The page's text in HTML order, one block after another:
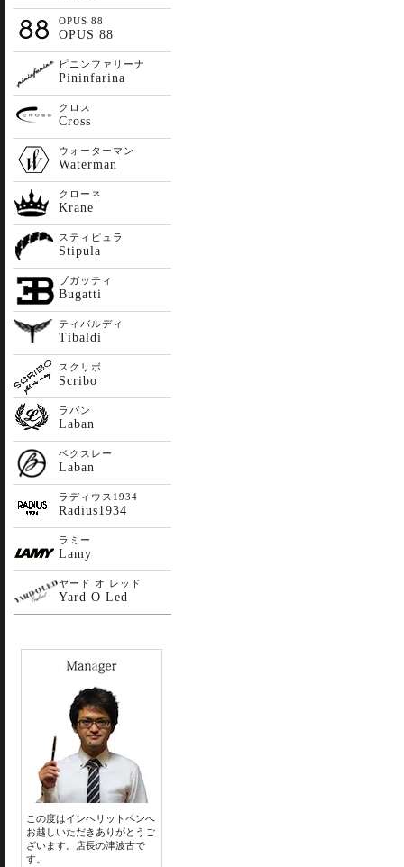
OPUS 88
OPUS 88
ピニンファリーナ
Pininfarina
クロス
Cross
ウォーターマン
Waterman
クローネ
Krane
スティピュラ
Stipula
ブガッティ
Bugatti
ティバルディ
Tibaldi
スクリボ
Scribo
ラバン
Laban
ベクスレー
Laban
ラディウス1934
Radius1934
ラミー
Lamy
ヤード オ レッド
Yard O Led
この度はインヘリットペンへ
お越しいただきありがとうご
ざいます。店長の津波古で
す。